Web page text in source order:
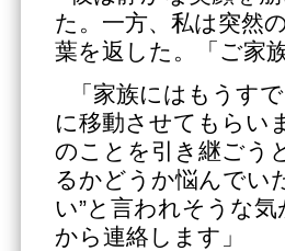
た。一方、私は突然
葉を返した。「ご家
「家族にはもうす
に移動させてもらい
のことを引き継ごう
るかどうか悩んでい
い”と言われそうな
から連絡します」